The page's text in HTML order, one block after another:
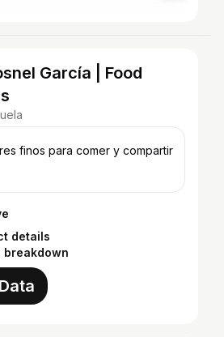
García | Food
finos para comer y compartir
details
breakdown